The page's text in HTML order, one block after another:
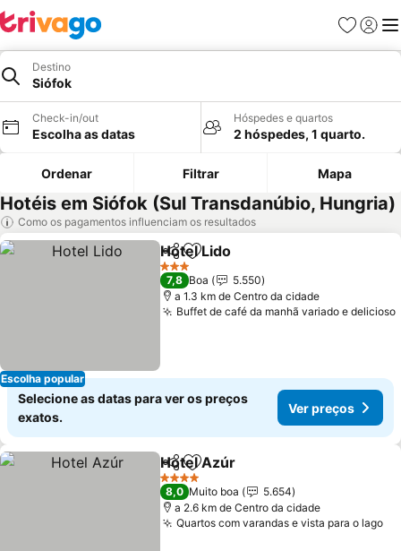
Favoritos
Iniciar
Destino
Siófok
Check-in/out
Escolha as datas
Hóspedes e quartos
2 hóspedes, 1 quarto.
Ordenar Filtrar Mapa
Hotéis em Siófok (Sul Transdanúbio, Hungria)
Como os pagamentos influenciam os resultados
Escolha popular
PartilharAdicionar aos favoritos
Hotel Lido
3 Estrelas
7,8 Boa
5.550
a 1.3 km de Centro da cidade
Buffet de café da manhã variado e delicioso
Selecione as datas para ver os preços
exatos.
Ver preços
PartilharAdicionar aos favoritos
Hotel Azúr
4 Estrelas
8,0 Muito boa
5.654
a 2.6 km de Centro da cidade
Quartos com varandas e vista para o lago